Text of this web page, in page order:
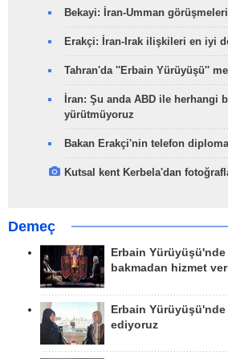
Bekayi: İran-Umman
Erakçi: İran-Irak ilişkileri en iyi
Tahran'da ''Erbain Yürüyüşü''
İran: Şu anda ABD ile herhangi
yürütmüyoruz
Bakan Erakçi'nin telefon
Kutsal kent Kerbela'dan
Demeç
Erbain
bakmadan hizmet
Erbain Yürüyüşü'nde
ediyoruz